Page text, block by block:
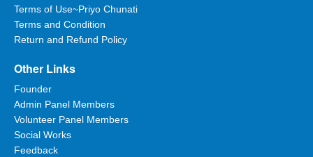
Terms of Use~Priyo Chunati
Terms and Condition
Return and Refund Policy
Other Links
Founder
Admin Panel Members
Volunteer Panel Members
Social Works
Feedback